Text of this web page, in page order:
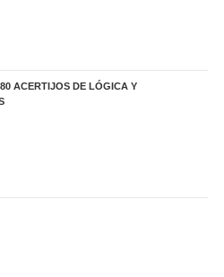
ACERTIJOS DE LÓGICA Y